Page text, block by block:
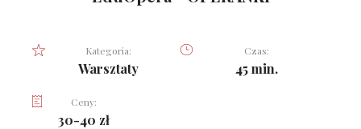
Kategoria:
Warsztaty
Czas:
45 min.
Ceny:
30-40 zł